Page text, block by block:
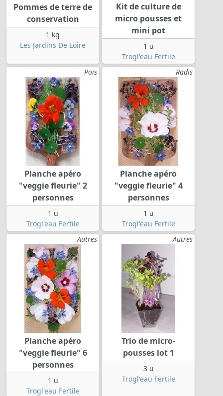
Pommes de terre de
conservation
1 kg
Les Jardins De Loire
Kit de culture de
micro pousses et
mini pot
1 u
Trogl'eau Fertile
Pois
Planche apéro
"veggie fleurie" 2
personnes
1 u
Trogl'eau Fertile
Radis
Planche apéro
"veggie fleurie" 4
personnes
1 u
Trogl'eau Fertile
Autres
Planche apéro
"veggie fleurie" 6
personnes
1 u
Trogl'eau Fertile
Autres
Trio de micro-
pousses lot 1
3 u
Trogl'eau Fertile